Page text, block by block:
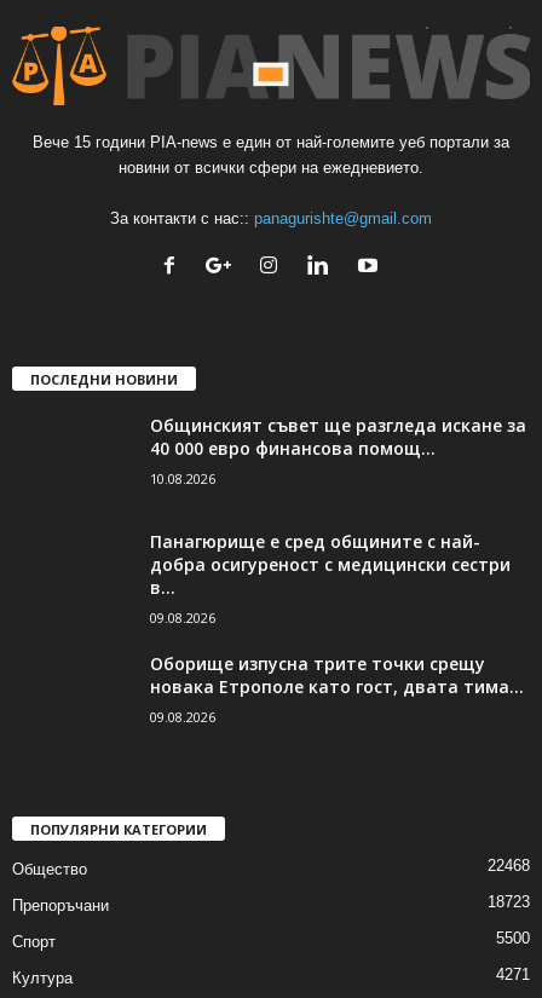
Вече 15 години PIA-news е един от най-големите уеб портали за
новини от всички сфери на ежедневието.
За контакти с нас:: panagurishte@gmail.com
ПОСЛЕДНИ НОВИНИ
Общинският съвет ще разгледа искане за
40 000 евро финансова помощ...
10.08.2026
Панагюрище е сред общините с най-
добра осигуреност с медицински сестри
в...
09.08.2026
Оборище изпусна трите точки срещу
новака Етрополе като гост, двата тима...
09.08.2026
ПОПУЛЯРНИ КАТЕГОРИИ
Общество 22468
Препоръчани 18723
Спорт 5500
Култура 4271